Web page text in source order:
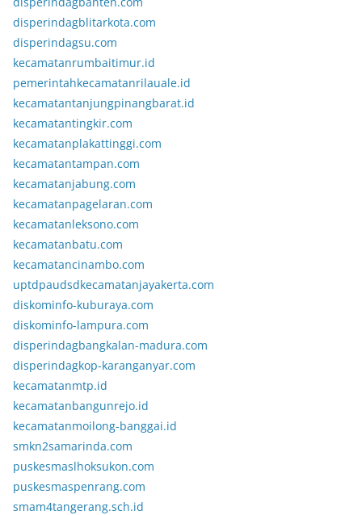
disperindagblitarkota.com
disperindagsu.com
kecamatanrumbaitimur.id
pemerintahkecamatanrilauale.id
kecamatantanjungpinangbarat.id
kecamatantingkir.com
kecamatanplakattinggi.com
kecamatantampan.com
kecamatanjabung.com
kecamatanpagelaran.com
kecamatanleksono.com
kecamatanbatu.com
kecamatancinambo.com
uptdpaudsdkecamatanjayakerta.com
diskominfo-kuburaya.com
diskominfo-lampura.com
disperindagbangkalan-madura.com
disperindagkop-karanganyar.com
kecamatanmtp.id
kecamatanbangunrejo.id
kecamatanmoilong-banggai.id
smkn2samarinda.com
puskesmaslhoksukon.com
puskesmaspenrang.com
smam4tangerang.sch.id